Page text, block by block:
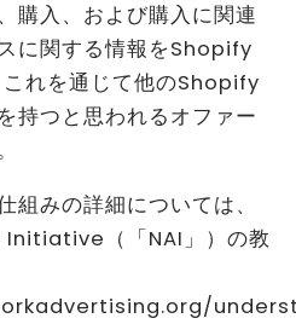
購入、および購入に関連
に関する情報をShopify
れを通じて他のShopify
持つと思われるオファー
組みの詳細については、
（「NAI」）の教